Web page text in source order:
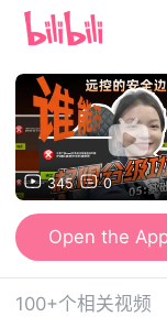
345 0
Open the
100+个相关视频